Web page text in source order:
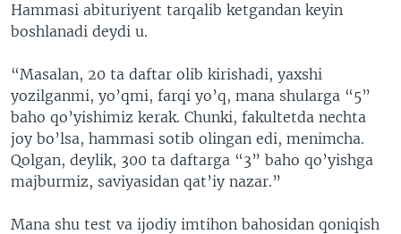
Hammasi abituriyent tarqalib ketgandan keyin
boshlanadi deydi u.
“Masalan, 20 ta daftar olib kirishadi, yaxshi
yozilganmi, yo’qmi, farqi yo’q, mana shularga “5”
baho qo’yishimiz kerak. Chunki, fakultetda nechta
joy bo’lsa, hammasi sotib olingan edi, menimcha.
Qolgan, deylik, 300 ta daftarga “3” baho qo’yishga
majburmiz, saviyasidan qat’iy nazar.”
Mana shu test va ijodiy imtihon bahosidan qoniqish